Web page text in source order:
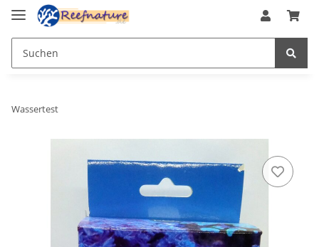
Wassertest